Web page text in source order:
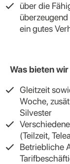
über die
ein gutes
Was bieten
Gleitzeit
Woche,
Silvester
(Teilzeit,
Betriebliche